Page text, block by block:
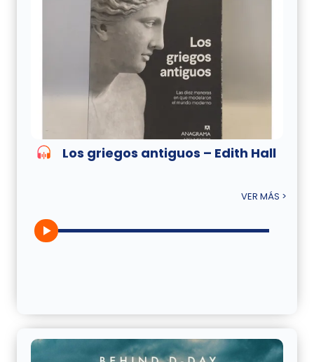
Los griegos antiguos – Edith Hall
VER MÁS >